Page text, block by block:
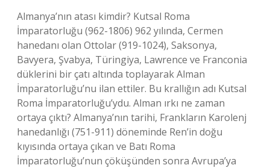
Almanya’nın atası kimdir? Kutsal Roma
İmparatorluğu (962-1806) 962 yılında, Cermen
hanedanı olan Ottolar (919-1024), Saksonya,
Bavyera, Şvabya, Türingiya, Lawrence ve Franconia
düklerini bir çatı altında toplayarak Alman
İmparatorluğu’nu ilan ettiler. Bu krallığın adı Kutsal
Roma İmparatorluğu’ydu. Alman ırkı ne zaman
ortaya çıktı? Almanya’nın tarihi, Frankların Karolenj
hanedanlığı (751-911) döneminde Ren’in doğu
kıyısında ortaya çıkan ve Batı Roma
İmparatorluğu’nun çöküşünden sonra Avrupa’ya